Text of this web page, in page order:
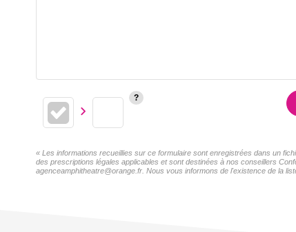
« Les informations recueillies sur ce formulaire sont enregistrées dans un
des prescriptions légales applicables et sont destinées à nos conseillers
agenceamphitheatre@orange.fr. Nous vous informons de l'existence de la